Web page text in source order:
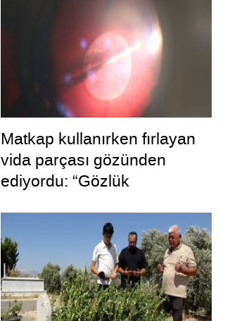
Matkap kullanırken fırlayan
vida parçası gözünden
ediyordu: “Gözlük